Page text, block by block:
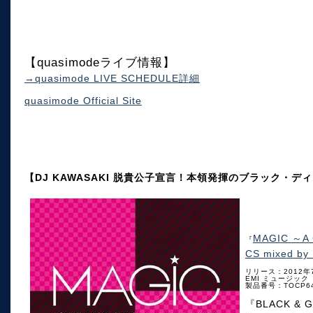
【quasimodeライブ情報】
→quasimode LIVE SCHEDULE詳細
quasimode Official Site
【DJ KAWASAKI 脱貴公子宣言！本領発揮のブラック・デ
『 MAGIC ～
CS mixed by
リリース：2012
EMI ミュージック
製品番号：
『BLACK &